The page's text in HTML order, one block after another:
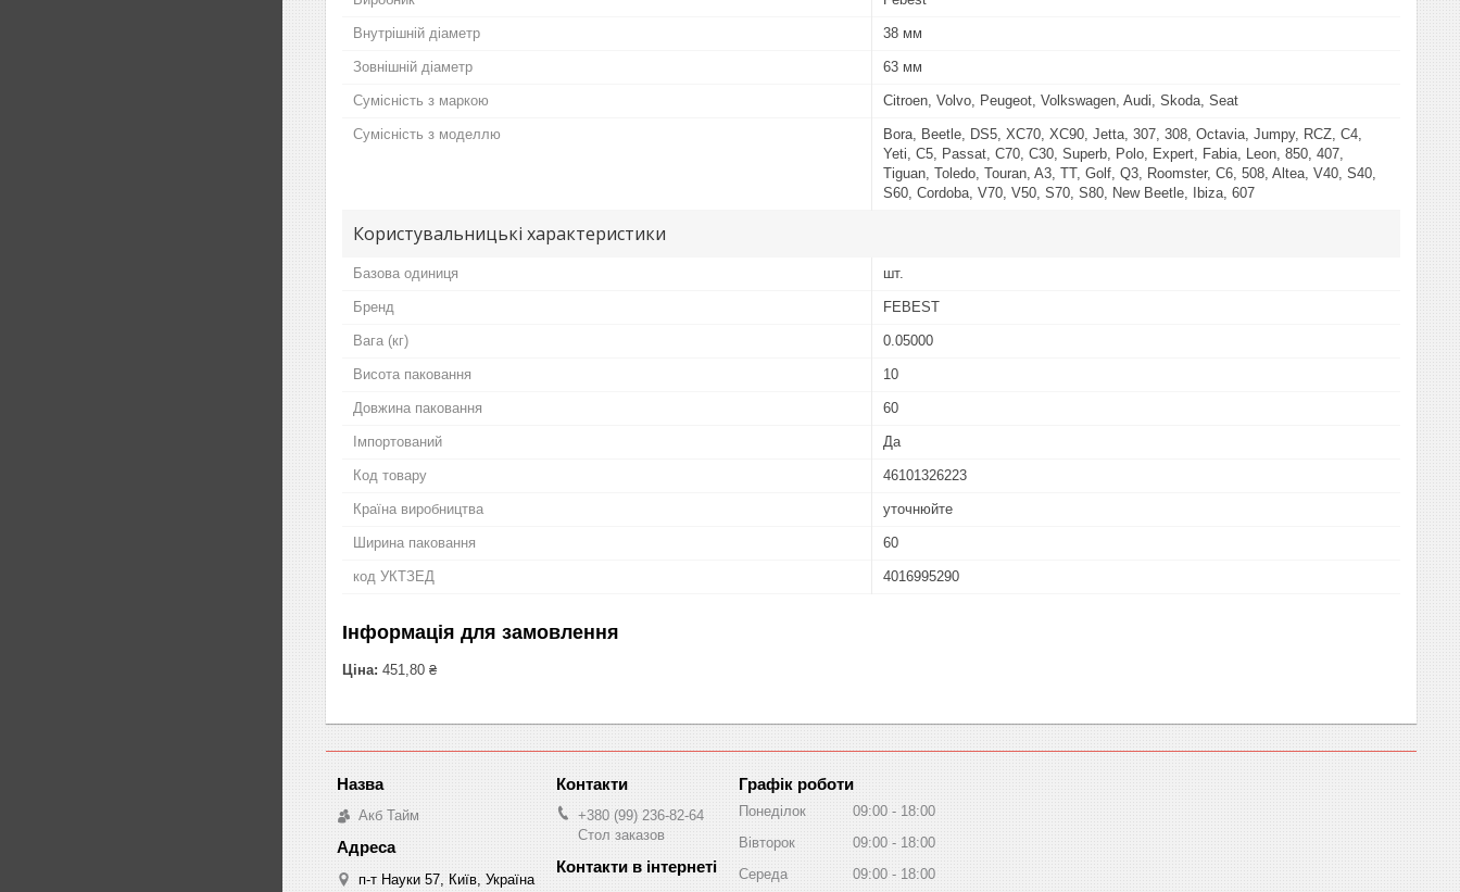
Внутрішній діаметр 38 мм
Зовнішній діаметр 63 мм
Сумісність з маркою Citroen, Volvo, Peugeot, Volkswagen, Audi, Skoda, Seat
Сумісність з моделлю
Bora, Beetle, DS5, XC70, XC90, Jetta, 307, 308, Octavia, Jumpy, RCZ, C4,
Yeti, C5, Passat, C70, C30, Superb, Polo, Expert, Fabia, Leon, 850, 407,
Tiguan, Toledo, Touran, A3, TT, Golf, Q3, Roomster, C6, 508, Altea, V40, S40,
S60, Cordoba, V70, V50, S70, S80, New Beetle, Ibiza, 607
Користувальницькі характеристики
Базова одиниця шт.
Бренд FEBEST
Вага (кг) 0.05000
Висота паковання 10
Довжина паковання 60
Імпортований Да
Код товару 46101326223
Країна виробництва уточнюйте
Ширина паковання 60
код УКТЗЕД 4016995290
Інформація для замовлення
Ціна: 451,80 ₴
Акб Тайм
п-т Науки 57, Київ, Україна
+380 (99) 236-82-64
Стол заказов
Графік роботи
Понеділок 09:00
18:00
Вівторок
09:00
18:00
Середа
09:00 18:00